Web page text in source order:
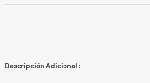
Descripción Adicional :